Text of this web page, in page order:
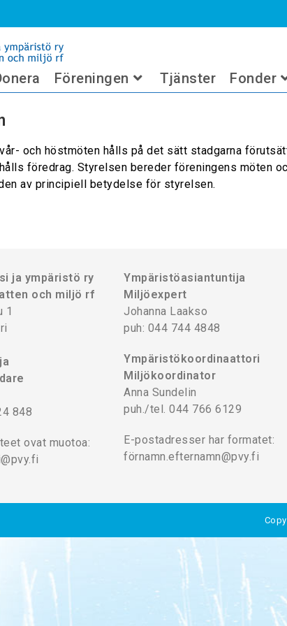
Föreningen Tjänster Fonder
och höstmöten hålls på det sätt stadgarna
föredrag. Styrelsen bereder föreningens möten
av principiell betydelse för styrelsen.
ja ympäristö ry
och miljö rf
1
848
ovat muotoa:
Ympäristöasiantuntija
Miljöexpert
Johanna Laakso
puh: 044 744 4848
Ympäristökoordinaattori
Miljökoordinator
Anna Sundelin
puh./tel. 044 766 6129
E-postadresser har formatet:
förnamn.efternamn@pvy.fi